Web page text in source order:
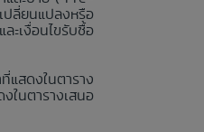
ลี่ยนแปลงหรือ
ะเงื่อนไขรับซื้อ
แสดงในตาราง
ในตารางเสนอ